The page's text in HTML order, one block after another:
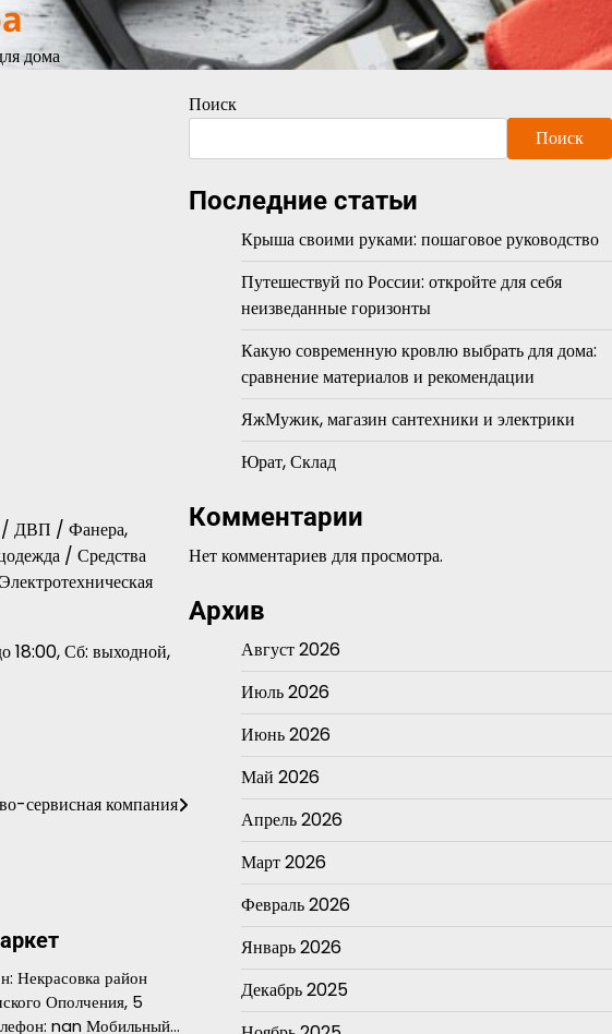
дома
/ ДВП / Фанера,
/ Средства
18:00, Сб: выходной,
сервисная компания
Некрасовка район
Ополчения, 5
nan Мобильный…
Поиск
Поиск
Последние статьи
Крыша своими руками: пошаговое руководство
Путешествуй по России: откройте для себя
неизведанные горизонты
Какую современную кровлю выбрать для дома:
сравнение материалов и рекомендации
ЯжМужик, магазин сантехники и электрики
Юрат, Склад
Комментарии
Нет комментариев для просмотра.
Архив
Август 2026
Июль 2026
Июнь 2026
Май 2026
Апрель 2026
Март 2026
Февраль 2026
Январь 2026
Декабрь 2025